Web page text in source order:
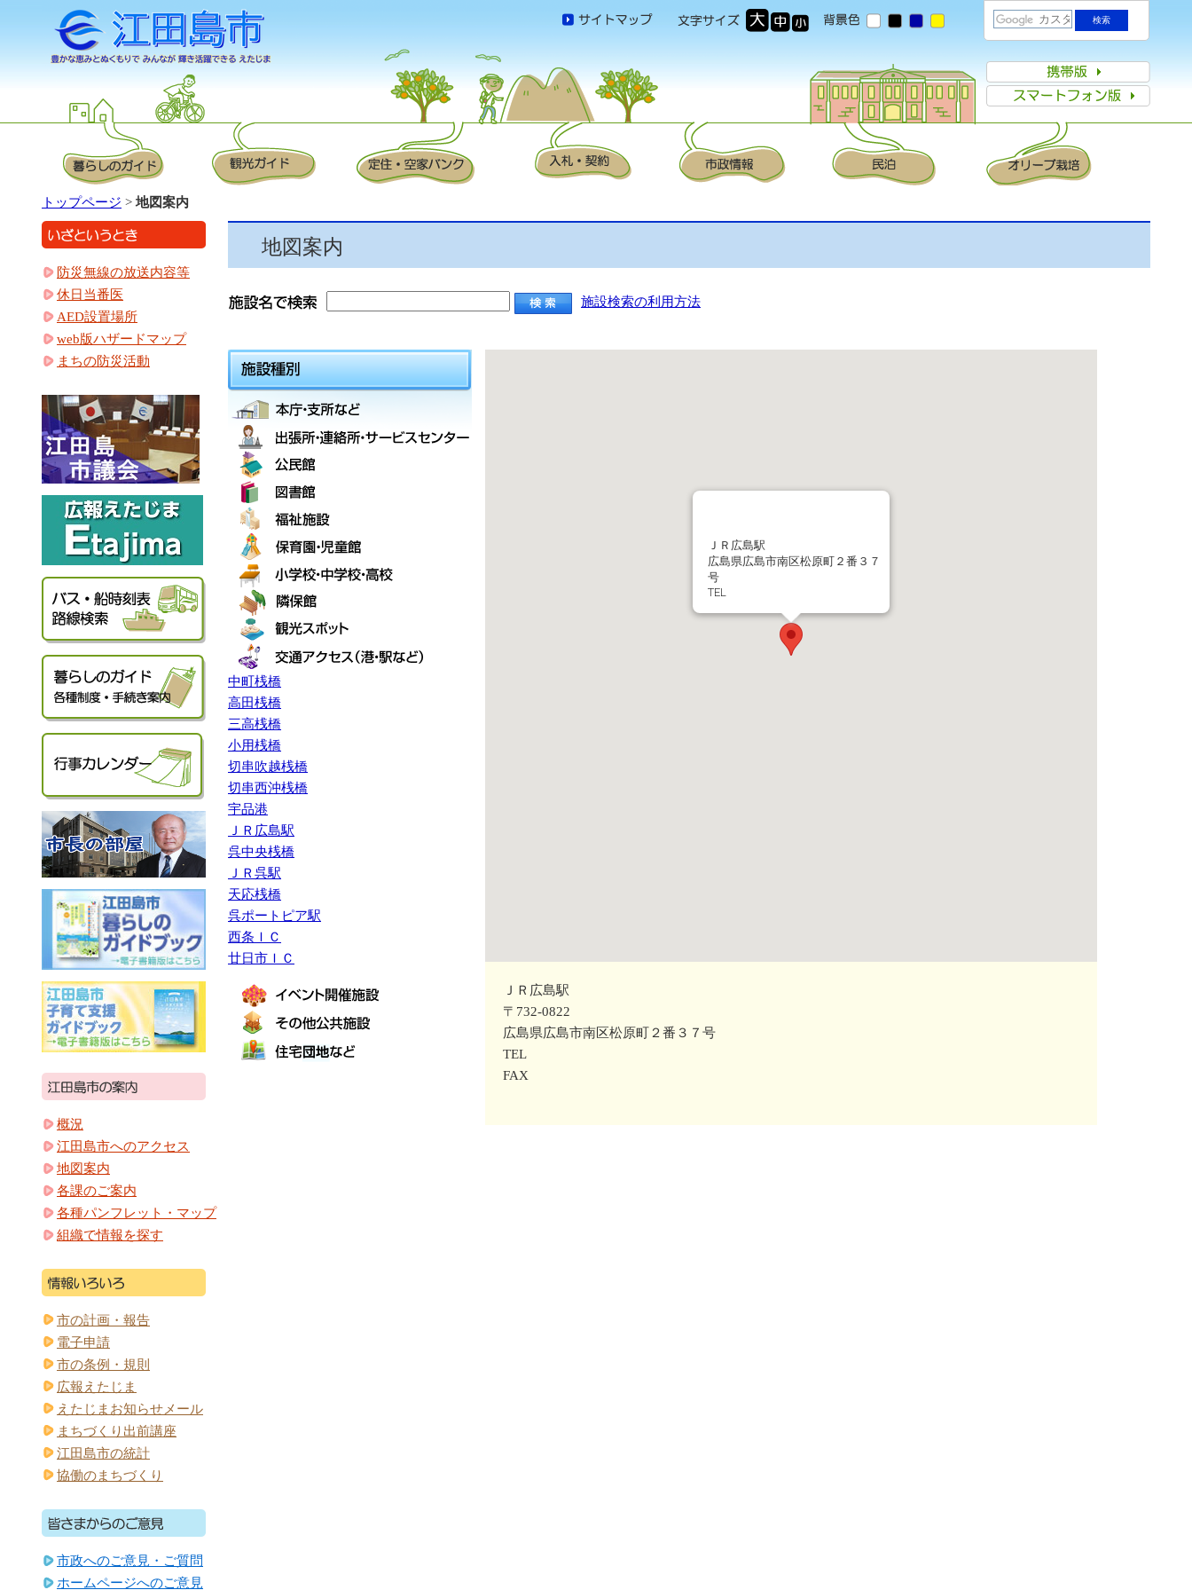
トップページ > 地図案内
地図案内
施設検索の利用方法
中町桟橋
高田桟橋
三高桟橋
小用桟橋
切串吹越桟橋
切串西沖桟橋
宇品港
ＪＲ広島駅
呉中央桟橋
ＪＲ呉駅
天応桟橋
呉ポートピア駅
西条ＩＣ
廿日市ＩＣ
ＪＲ広島駅
広島県広島市南区松原町２番３７
号
TEL
ＪＲ広島駅
〒732-0822
広島県広島市南区松原町２番３７号
TEL
FAX
防災無線の放送内容等
休日当番医
AED設置場所
web版ハザードマップ
まちの防災活動
概況
江田島市へのアクセス
地図案内
各課のご案内
各種パンフレット・マップ
組織で情報を探す
市の計画・報告
電子申請
市の条例・規則
広報えたじま
えたじまお知らせメール
まちづくり出前講座
江田島市の統計
協働のまちづくり
市政へのご意見・ご質問
ホームページへのご意見